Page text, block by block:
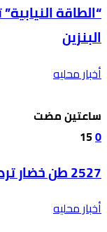
“الطاقة
البنزين
أخبار محليه
‫‫‫‏‫ساعتين مضت‬
0
15
2527 طن خضار ترد السوق المركزي اليوم
أخبار محليه